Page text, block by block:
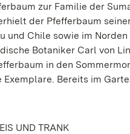
zur Familie der
der Pfefferbaum
und Chile sowie im
Botaniker Carl von
in den
Bereits im
UND TRANK